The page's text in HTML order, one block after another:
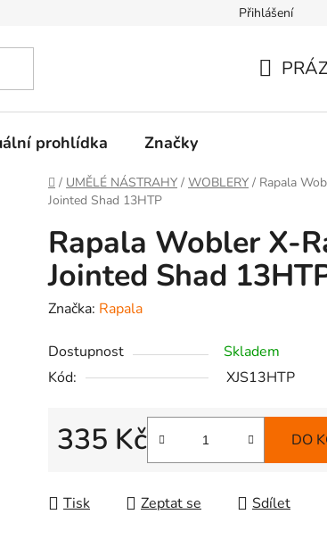
Přihlášení
prohlídka Značky
Domů
/ UMĚLÉ NÁSTRAHY / WOBLERY / Rapala
Jointed Shad 13HTP
Rapala Wobler X-
Jointed Shad
Značka: Rapala
Dostupnost
Skladem
Kód:
XJS13HTP
335 Kč DO
Tisk Zeptat se Sdílet